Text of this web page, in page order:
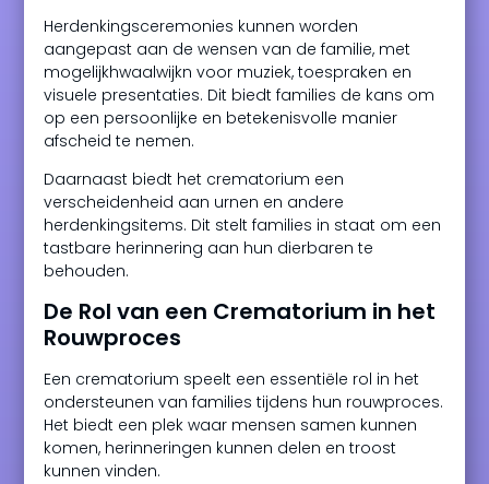
Herdenkingsceremonies kunnen worden
aangepast aan de wensen van de familie, met
mogelijkhwaalwijkn voor muziek, toespraken en
visuele presentaties. Dit biedt families de kans om
op een persoonlijke en betekenisvolle manier
afscheid te nemen.
Daarnaast biedt het crematorium een
verscheidenheid aan urnen en andere
herdenkingsitems. Dit stelt families in staat om een
tastbare herinnering aan hun dierbaren te
behouden.
De Rol van een Crematorium in het
Rouwproces
Een crematorium speelt een essentiële rol in het
ondersteunen van families tijdens hun rouwproces.
Het biedt een plek waar mensen samen kunnen
komen, herinneringen kunnen delen en troost
kunnen vinden.